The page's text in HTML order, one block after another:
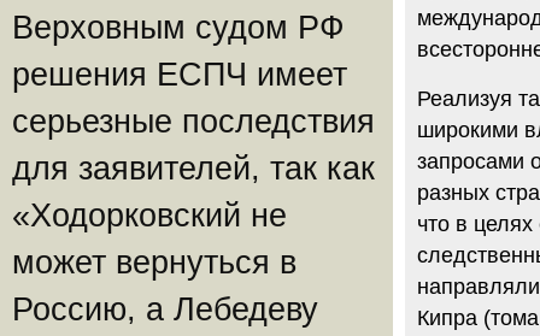
Верховным судом РФ
решения ЕСПЧ имеет
серьезные последствия
для заявителей, так как
«Ходорковский не
может вернуться в
Россию, а Лебедеву
Реализуя
широкими
запросами
разных
что в
Кипра